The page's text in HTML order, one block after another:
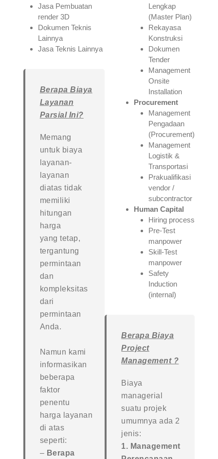
Jasa Pembuatan
render 3D
Dokumen Teknis
Lainnya
Jasa Teknis Lainnya
Berapa Biaya
Layanan
Parsial Ini?
Memang
untuk biaya
layanan-
layanan
diatas tidak
memiliki
hitungan
harga
yang tetap,
tergantung
permintaan
dan
kompleksitas
dari
permintaan
Anda.
Namun kami
informasikan
beberapa
faktor
penentu
harga layanan
di atas
seperti:
– Berapa
Lengkap
(Master Plan)
Rekayasa
Konstruksi
Dokumen
Tender
Management
Onsite
Installation
Procurement
Management
Pengadaan
(Procurement)
Management
Logistik &
Transportasi
Prakualifikasi
vendor /
subcontractor
Human Capital
Hiring process
Pre-Test
manpower
Skill-Test
manpower
Safety
Induction
(internal)
Berapa Biaya
Project
Management ?
Biaya
managerial
suatu projek
umumnya ada 2
jenis:
1. Management